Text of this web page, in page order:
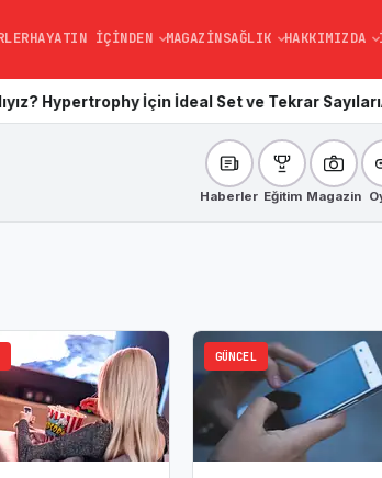
HAYATIN İÇINDEN MAGAZINSAĞLIK HAKKIMIZDA
İçin İdeal Set ve Tekrar SayılarıApple
Haberler Eğitim Magazin
GÜNCEL